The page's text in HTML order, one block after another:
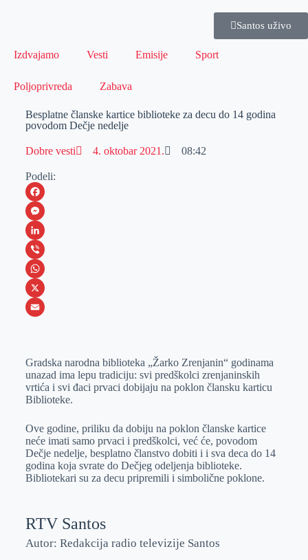
Santos uživo
Izdvajamo Vesti Emisije Sport
Poljoprivreda Zabava
Besplatne članske kartice biblioteke za decu do 14 godina
povodom Dečje nedelje
Dobre vesti 4. oktobar 2021. 08:42
Podeli:
F
a
c
e
b
o
M
e
s
s
e
e
r
L
i
n
k
I
n
V
i
b
W
h
s
A
p
p
X
a
i
l
Gradska narodna biblioteka „Žarko Zrenjanin“ godinama
unazad ima lepu tradiciju: svi predškolci zrenjaninskih
vrtića i svi đaci prvaci dobijaju na poklon člansku karticu
Biblioteke.
Ove godine, priliku da dobiju na poklon članske kartice
neće imati samo prvaci i predškolci, već će, povodom
Dečje nedelje, besplatno članstvo dobiti i i sva deca do 14
godina koja svrate do Dečjeg odeljenja biblioteke.
Bibliotekari su za decu pripremili i simbolične poklone.
RTV Santos
Autor: Redakcija radio televizije Santos